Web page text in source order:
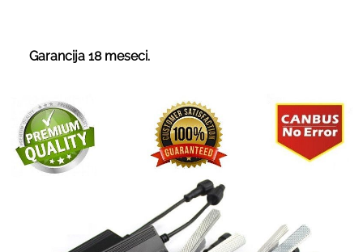
Garancija 18 meseci.